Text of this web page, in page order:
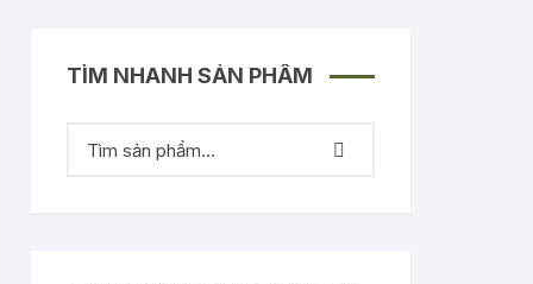
TÌM NHANH SẢN PHẨM